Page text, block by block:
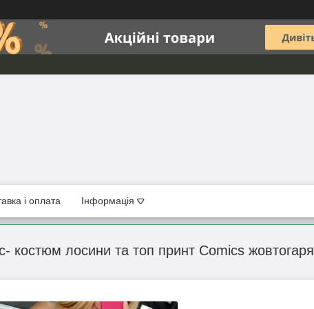
і оплата Інформація
костюм лосини та топ принт Comics